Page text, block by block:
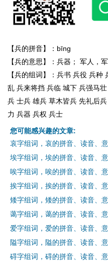
【兵的拼音】：bīng
【兵的意思】：兵器； 军人，
【兵的组词】：兵书 兵役 兵
乱 兵来将挡 兵临 城下 兵强马
兵 士兵 雄兵 草木皆兵 先礼后
力 兵器 兵权 兵士
您可能感兴趣的文章:
哀字组词，哀的拼音、读音、
埃字组词，埃的拼音、读音、
唉字组词，唉的拼音、读音、
挨字组词，挨的拼音、读音、
矮字组词，矮的拼音、读音、
蔼字组词，蔼的拼音、读音、
爱字组词，爱的拼音、读音、
隘字组词，隘的拼音、读音、
碍字组词，碍的拼音、读音、